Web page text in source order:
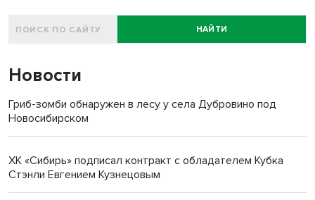
НАЙТИ
Новости
Гриб-зомби обнаружен в лесу у села Дубровино под
Новосибирском
ХК «Сибирь» подписал контракт с обладателем Кубка
Стэнли Евгением Кузнецовым